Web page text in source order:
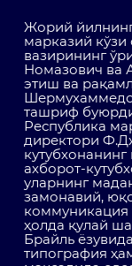
Жорий
марказий кўзи
вазирининг
Номазович ва
этиш ва
ташриф
Республика
директори
ахборот-
уларнинг
замонавий,
коммуникация
ҳолда қулай
Брайль
типография